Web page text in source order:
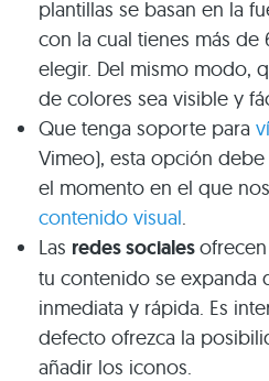
plantillas se basan en la
con la cual tienes más de
elegir. Del mismo modo,
de colores sea visible y
Que tenga soporte para
Vimeo), esta opción
el momento en el que
contenido visual.
Las redes sociales
tu contenido se expanda
inmediata y rápida. Es
defecto ofrezca la
añadir los iconos.